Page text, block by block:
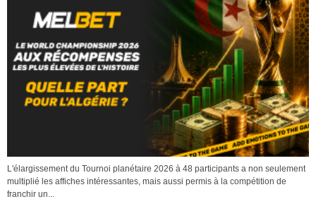
L'élargissement du Tournoi planétaire 2026 à 48 participants a non seulement
multiplié les affiches intéressantes, mais aussi permis à la compétition de
franchir un...